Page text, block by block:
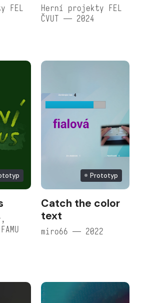
FEL
Herní projekty FEL
ČVUT — 2024
Prototyp
Catch the color
text
miro66 — 2022